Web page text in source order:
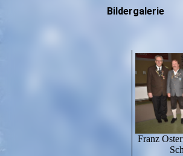
Bildergalerie
Franz